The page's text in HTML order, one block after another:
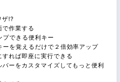
!?
作業する
できる便利キー
を覚えるだけで２倍効率アップ
れば即座に実行できる
ーをカスタマイズしてもっと便利